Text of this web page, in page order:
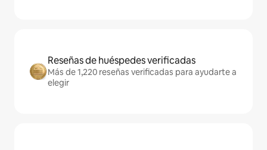
Reseñas de huéspedes verificadas
Más de 1,220 reseñas verificadas para ayudarte a
elegir